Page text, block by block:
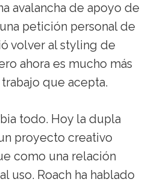
avalancha de apoyo de
petición personal de
volver al styling de
ahora es mucho más
que acepta.
todo. Hoy la dupla
proyecto creativo
como una relación
uso. Roach ha hablado